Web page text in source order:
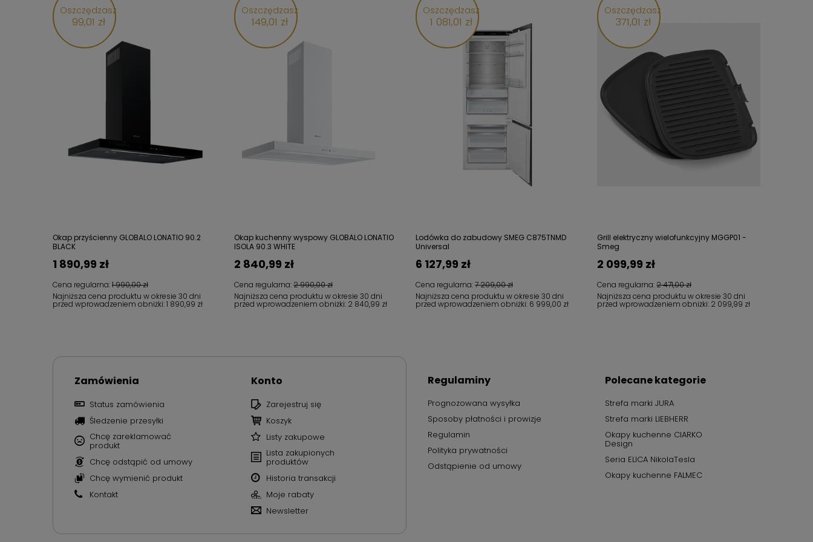
Oszczędzasz
99,01 zł
Okap przyścienny GLOBALO LONATIO 90.2
BLACK
Cena regularna:1 990,00 zł
1 890,99 zł
Najniższa cena produktu w okresie 30 dni
przed wprowadzeniem obniżki:1 890,99 zł
Oszczędzasz
149,01 zł
Okap kuchenny wyspowy GLOBALO LONATIO
ISOLA 90.3 WHITE
Cena regularna:2 990,00 zł
2 840,99 zł
Najniższa cena produktu w okresie 30 dni
przed wprowadzeniem obniżki: 2 840,99 zł
Oszczędzasz
1 081,01 zł
Lodówka do zabudowy SMEG C875TNMD
Universal
Cena regularna:7 209,00 zł
6 127,99 zł
Najniższa cena produktu w okresie 30 dni
przed wprowadzeniem obniżki: 6 999,00 zł
Oszczędzasz
371,01 zł
Grill elektryczny wielofunkcyjny MGGP01 -
Smeg
Cena regularna:2 471,00 zł
2 099,99 zł
Najniższa cena produktu w okresie 30 dni
przed wprowadzeniem obniżki: 2 099,99 zł
Zamówienia
Status zamówienia
Śledzenie przesyłki
Chcę zareklamować
produkt
Chcę odstąpić od umowy
Chcę wymienić produkt
Kontakt
Konto
Zarejestruj się
Koszyk
Listy zakupowe
Lista zakupionych
produktów
Historia transakcji
Moje rabaty
Newsletter
Regulaminy
Prognozowana wysyłka
Sposoby płatności i prowizje
Regulamin
Polityka prywatności
Odstąpienie od umowy
Polecane kategorie
Strefa marki JURA
Strefa marki LIEBHERR
Okapy kuchenne CIARKO
Design
Seria ELICA NikolaTesla
Okapy kuchenne FALMEC